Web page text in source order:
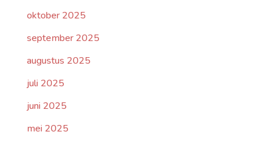
oktober 2025
september 2025
augustus 2025
juli 2025
juni 2025
mei 2025